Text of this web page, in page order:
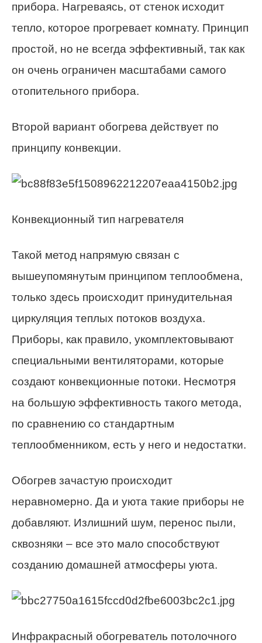
прибора. Нагреваясь, от стенок исходит
тепло, которое прогревает комнату. Принцип
простой, но не всегда эффективный, так как
он очень ограничен масштабами самого
отопительного прибора.
Второй вариант обогрева действует по
принципу конвекции.
Конвекционный тип нагревателя
Такой метод напрямую связан с
вышеупомянутым принципом теплообмена,
только здесь происходит принудительная
циркуляция теплых потоков воздуха.
Приборы, как правило, укомплектовывают
специальными вентиляторами, которые
создают конвекционные потоки. Несмотря
на большую эффективность такого метода,
по сравнению со стандартным
теплообменником, есть у него и недостатки.
Обогрев зачастую происходит
неравномерно. Да и уюта такие приборы не
добавляют. Излишний шум, перенос пыли,
сквозняки – все это мало способствуют
созданию домашней атмосферы уюта.
Инфракрасный обогреватель потолочного